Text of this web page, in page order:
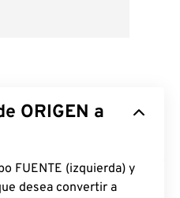
ORIGEN a
FUENTE (izquierda) y
desea convertir a